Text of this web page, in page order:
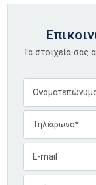
Τα στοιχεία σας